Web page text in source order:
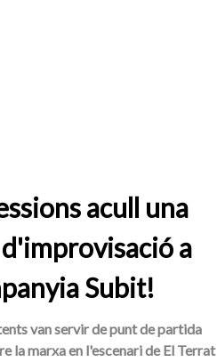
acull una
a
Subit!
van servir de punt de partida
la marxa en l'escenari de El Terrat